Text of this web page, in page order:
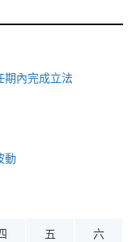
期內完成立法
動
五 六